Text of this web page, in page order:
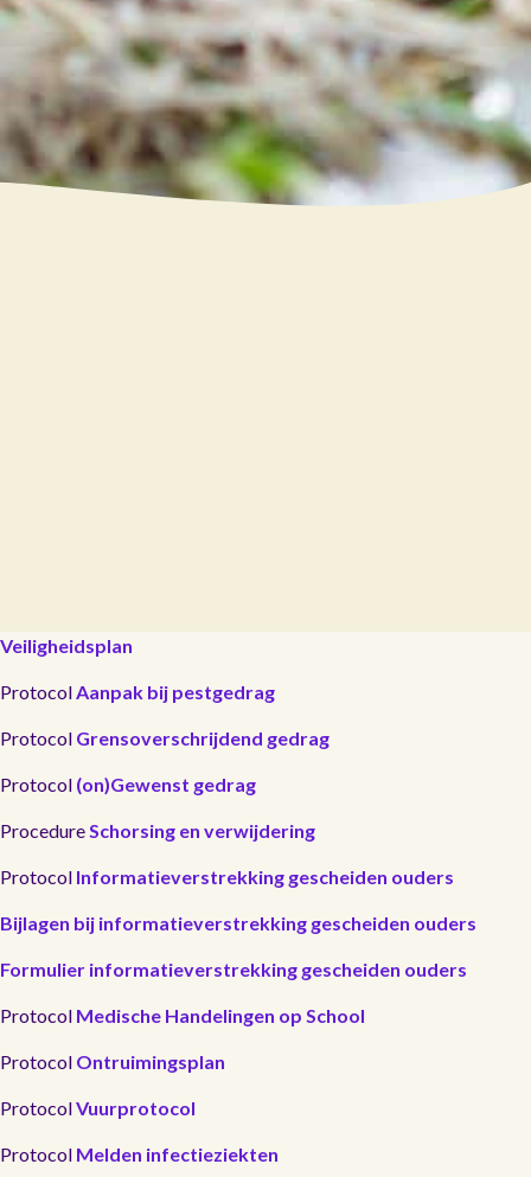
Veiligheidsplan
Protocol Aanpak bij pestgedrag
Protocol Grensoverschrijdend gedrag
Protocol (on)Gewenst gedrag
Procedure Schorsing en verwijdering
Protocol Informatieverstrekking gescheiden ouders
Bijlagen bij informatieverstrekking gescheiden ouders
Formulier informatieverstrekking gescheiden ouders
Protocol Medische Handelingen op School
Protocol Ontruimingsplan
ProtocolVuurprotocol
Protocol Melden infectieziekten